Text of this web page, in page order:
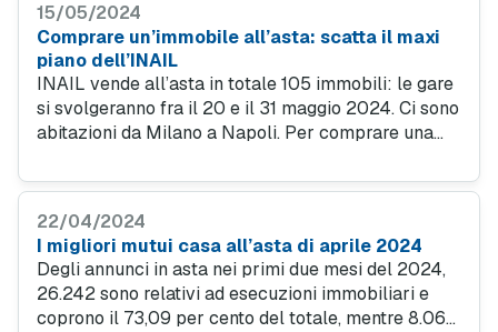
15/05/2024
Comprare un’immobile all’asta: scatta il maxi
piano dell’INAIL
INAIL vende all’asta in totale 105 immobili: le gare
si svolgeranno fra il 20 e il 31 maggio 2024. Ci sono
abitazioni da Milano a Napoli. Per comprare una
migliori offerte tra i partner.
22/04/2024
I migliori mutui casa all’asta di aprile 2024
Degli annunci in asta nei primi due mesi del 2024,
26.242 sono relativi ad esecuzioni immobiliari e
coprono il 73,09 per cento del totale, mentre 8.069